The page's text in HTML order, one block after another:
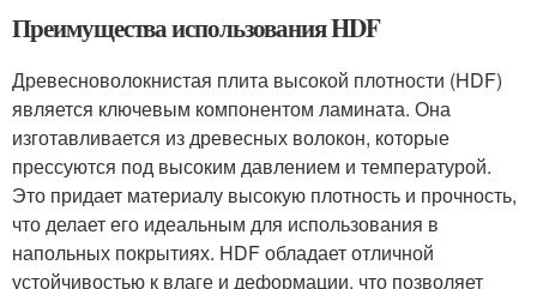
Преимущества использования HDF
Древесноволокнистая плита высокой плотности (HDF)
является ключевым компонентом ламината. Она
изготавливается из древесных волокон, которые
прессуются под высоким давлением и температурой.
Это придает материалу высокую плотность и прочность,
что делает его идеальным для использования в
напольных покрытиях. HDF обладает отличной
устойчивостью к влаге и деформации, что позволяет